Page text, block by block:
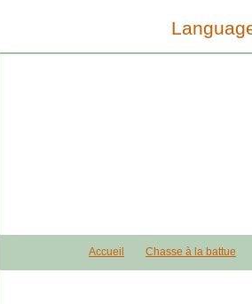
Accueil Chasse à la battue